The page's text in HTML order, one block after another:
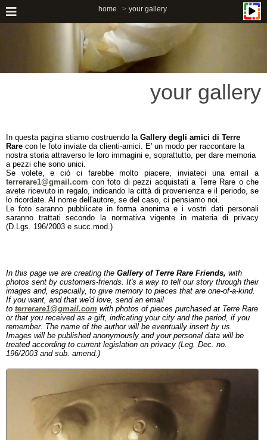
home your gallery
your gallery
In questa pagina stiamo costruendo la Gallery degli amici di Terre
Rare con le foto inviate da clienti-amici. E' un modo per raccontare la
nostra storia attraverso le loro immagini e, soprattutto, per dare memoria
a pezzi che sono unici.
Se volete, e ciò ci farebbe molto piacere, inviateci una email a
terrerare1@gmail.com con foto di pezzi acquistati a Terre Rare o che
avete ricevuto in regalo, indicando la città di provenienza e il periodo, se
lo ricordate. Al nome dell'autore, se del caso, ci pensiamo noi.
Le foto saranno pubblicate in forma anonima e i vostri dati personali
saranno trattati secondo la normativa vigente in materia di privacy
(D.Lgs. 196/2003 e succ.mod.)
In this page we are creating the Gallery of Terre Rare Friends, with
photos sent by customers-friends. It's a way to tell our story through their
images and, especially, to give memory to pieces that are one-of-a-kind.
If you want, and that we'd love, send an email
to terrerare1@gmail.com with photos of pieces purchased at Terre Rare
or that you received as a gift, indicating your city and the period, if you
remember. The name of the author will be eventually insert by us.
Images will be published anonymously and your personal data will be
treated according to current legislation on privacy (Leg. Dec. no.
196/2003 and sub. amend.)